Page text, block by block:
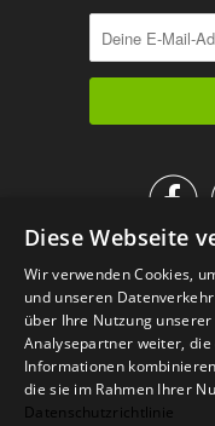

IM KATALOG
Diese Webseite
Wir verwenden Cookies,
und unseren
über Ihre Nutzung
Analysepartner weiter,
Informationen
die sie im Rahmen Ihrer
Datenschutzrichtlinie